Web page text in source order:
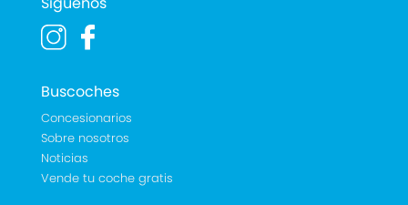
Buscoches
Concesionarios
Sobre nosotros
Noticias
Vende tu coche gratis